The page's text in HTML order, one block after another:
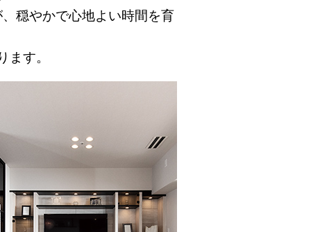
穏やかで心地よい時間を育
す。